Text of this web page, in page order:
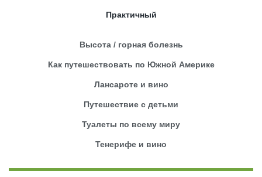
Практичный
Высота / горная болезнь
Как путешествовать по Южной Америке
Лансароте и вино
Путешествие с детьми
Туалеты по всему миру
Тенерифе и вино